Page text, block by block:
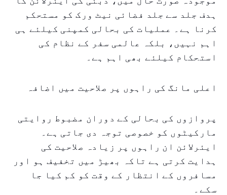
ہدف جلد سے جلد فضائی نیٹ ورک کو مستحکم
کرنا ہے۔ عملیات کی بحالی کمپنی کیلئے ہی
اہم نہیں، بلکہ عالمی سفر کے نظام کی
استحکام کیلئے بھی اہم ہے۔
اعلی مانگ کی راہوں پر صلاحیت میں اضافہ
پروازوں کی بحالی کے دوران مضبوط روایتی
مارکیٹوں کو خصوصی توجہ دی جاتی ہے۔
ایئرلائن ان راہوں پر زیادہ صلاحیت کی
ہدایت کرتی ہے تاکہ بھیڑ میں تخفیف ہو اور
مسافروں کے انتظار کے وقت کو کم کیا جا
سکے۔